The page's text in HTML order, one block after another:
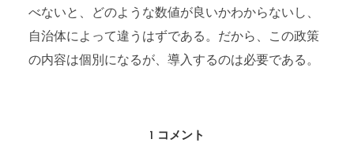
べないと、どのような数値が良いかわからないし、
自治体によって違うはずである。だから、この政策
の内容は個別になるが、導入するのは必要である。
1 コメント